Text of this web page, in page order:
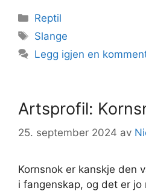
Kategorier
Reptil
Stikkord
Slange
Legg igjen en
Artsprofil:
25. september 2024 av
Kornsnok er kanskje den
i fangenskap, og det er